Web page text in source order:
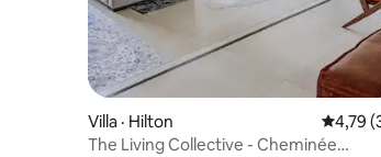
Villa · Hilton Note
4,79
The Living Collective - Cheminée